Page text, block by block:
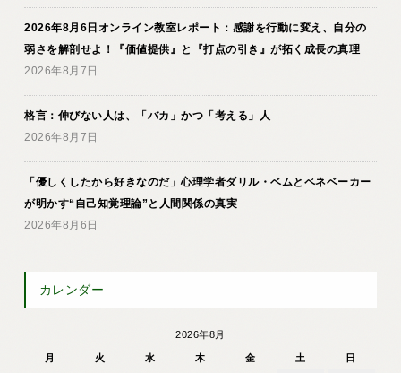
2026年8月6日オンライン教室レポート：感謝を行動に変え、自分の
弱さを解剖せよ！『価値提供』と『打点の引き』が拓く成長の真理
2026年8月7日
格言：伸びない人は、「バカ」かつ「考える」人
2026年8月7日
「優しくしたから好きなのだ」心理学者ダリル・ベムとペネベーカー
が明かす“自己知覚理論”と人間関係の真実
2026年8月6日
カレンダー
2026年8月
月 火 水 木 金 土 日